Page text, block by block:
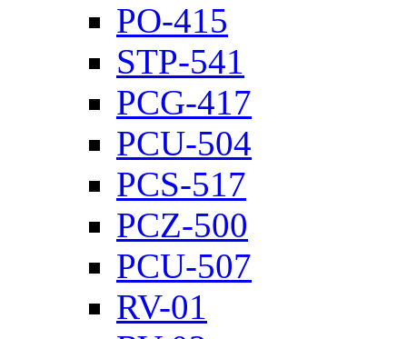
PO-415
STP-541
PCG-417
PCU-504
PCS-517
PCZ-500
PCU-507
RV-01